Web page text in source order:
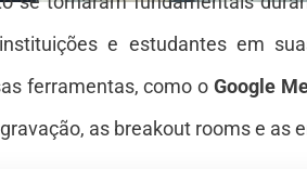
e estudantes em
ferramentas, como o Google
as breakout rooms e as